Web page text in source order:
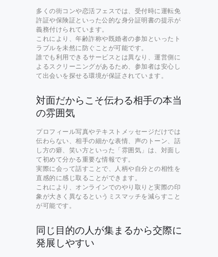
多くの街コンや恋活フェスでは、受付時に運転免
許証や保険証といった公的な身分証明書の提示が
義務付けられています。
これにより、年齢詐称や既婚者の参加といったト
ラブルを未然に防ぐことが可能です。
誰でも利用できるサービスとは異なり、運営側に
よるスクリーニングがあるため、参加者は安心し
て出会いを探せる環境が保証されています。
対面だからこそ伝わる相手の本当
の雰囲気
プロフィール写真やテキストメッセージだけでは
伝わらない、相手の細かな表情、声のトーン、話
し方の癖、笑い方といった「雰囲気」は、対面し
て初めて分かる重要な情報です。
実際に会って話すことで、人柄や自分との相性を
直感的に感じ取ることができます。
これにより、オンラインでのやり取りと実際の印
象が大きく異なるというミスマッチを減らすこと
が可能です。
同じ目的の人が集まるから交際に
発展しやすい